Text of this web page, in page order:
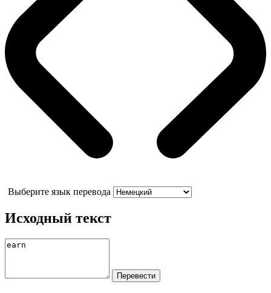
Выберите язык перевода
Исходный текст